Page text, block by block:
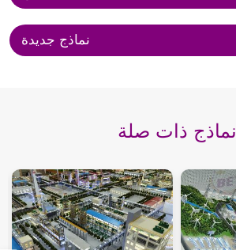
نماذج جديدة
نماذج ذات صلة